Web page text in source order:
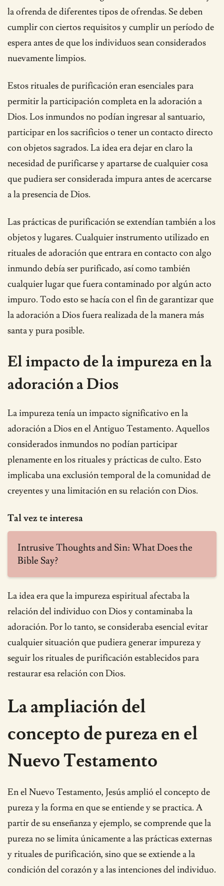
la ofrenda de diferentes tipos de ofrendas. Se deben
cumplir con ciertos requisitos y cumplir un período de
espera antes de que los individuos sean considerados
nuevamente limpios.
Estos rituales de purificación eran esenciales para
permitir la participación completa en la adoración a
Dios. Los inmundos no podían ingresar al santuario,
participar en los sacrificios o tener un contacto directo
con objetos sagrados. La idea era dejar en claro la
necesidad de purificarse y apartarse de cualquier cosa
que pudiera ser considerada impura antes de acercarse
a la presencia de Dios.
Las prácticas de purificación se extendían también a los
objetos y lugares. Cualquier instrumento utilizado en
rituales de adoración que entrara en contacto con algo
inmundo debía ser purificado, así como también
cualquier lugar que fuera contaminado por algún acto
impuro. Todo esto se hacía con el fin de garantizar que
la adoración a Dios fuera realizada de la manera más
santa y pura posible.
El impacto de la impureza en la
adoración a Dios
La impureza tenía un impacto significativo en la
adoración a Dios en el Antiguo Testamento. Aquellos
considerados inmundos no podían participar
plenamente en los rituales y prácticas de culto. Esto
implicaba una exclusión temporal de la comunidad de
creyentes y una limitación en su relación con Dios.
Tal vez te interesa
Intrusive Thoughts and Sin: What Does the
Bible Say?
La idea era que la impureza espiritual afectaba la
relación del individuo con Dios y contaminaba la
adoración. Por lo tanto, se consideraba esencial evitar
cualquier situación que pudiera generar impureza y
seguir los rituales de purificación establecidos para
restaurar esa relación con Dios.
La ampliación del
concepto de pureza en el
Nuevo Testamento
En el Nuevo Testamento, Jesús amplió el concepto de
pureza y la forma en que se entiende y se practica. A
partir de su enseñanza y ejemplo, se comprende que la
pureza no se limita únicamente a las prácticas externas
y rituales de purificación, sino que se extiende a la
condición del corazón y a las intenciones del individuo.